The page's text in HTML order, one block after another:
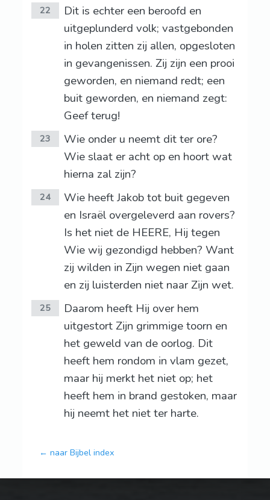
22
Dit is echter een beroofd en
uitgeplunderd volk; vastgebonden
in holen zitten zij allen, opgesloten
in gevangenissen. Zij zijn een prooi
geworden, en niemand redt; een
buit geworden, en niemand zegt:
Geef terug!
23
Wie onder u neemt dit ter ore?
Wie slaat er acht op en hoort wat
hierna zal zijn?
24
Wie heeft Jakob tot buit gegeven
en Israël overgeleverd aan rovers?
Is het niet de HEERE, Hij tegen
Wie wij gezondigd hebben? Want
zij wilden in Zijn wegen niet gaan
en zij luisterden niet naar Zijn wet.
25
Daarom heeft Hij over hem
uitgestort Zijn grimmige toorn en
het geweld van de oorlog. Dit
heeft hem rondom in vlam gezet,
maar hij merkt het niet op; het
heeft hem in brand gestoken, maar
hij neemt het niet ter harte.
← naar Bijbel index